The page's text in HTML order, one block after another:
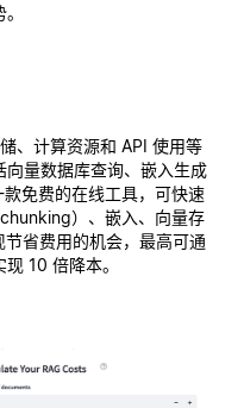
、计算资源和 API 使用等
量数据库查询、嵌入生成
款免费的在线工具，可快速
）、嵌入、向量存
省费用的机会，最高可通
10 倍降本。